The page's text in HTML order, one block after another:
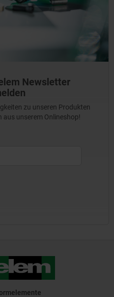
Newsletter
zu unseren Produkten
unserem Onlineshop!